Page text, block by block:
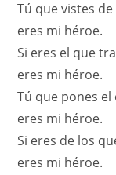
Tú que vistes
eres mi héroe.
Si eres el que
eres mi héroe.
Tú que pones
eres mi héroe.
Si eres de los
eres mi héroe.